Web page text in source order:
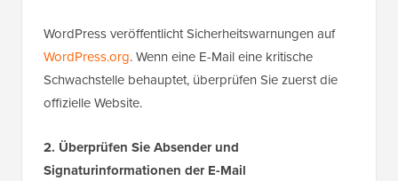
WordPress veröffentlicht Sicherheitswarnungen auf
WordPress.org. Wenn eine E-Mail eine kritische
Schwachstelle behauptet, überprüfen Sie zuerst die
offizielle Website.
2. Überprüfen Sie Absender und
Signaturinformationen der E-Mail